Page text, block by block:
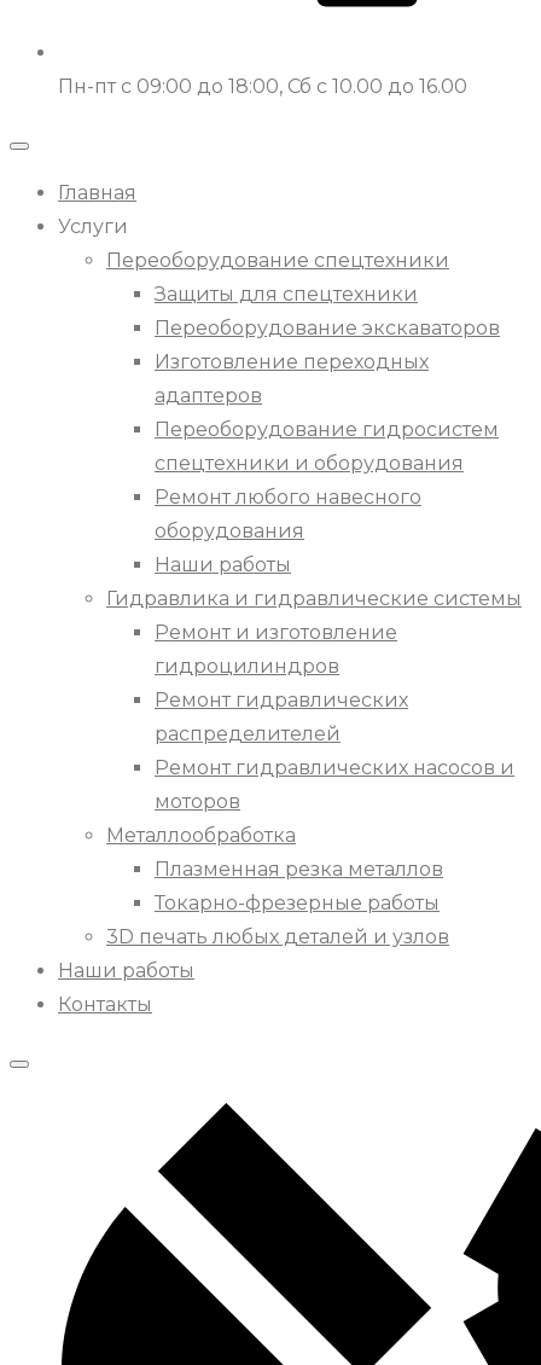
Пн-пт с 09:00 до 18:00, Сб с 10.00 до 16.00
Главная
Услуги
Переоборудование спецтехники
Защиты для спецтехники
Переоборудование экскаваторов
Изготовление переходных
адаптеров
Переоборудование гидросистем
спецтехники и оборудования
Ремонт любого навесного
оборудования
Наши работы
Гидравлика и гидравлические системы
Ремонт и изготовление
гидроцилиндров
Ремонт гидравлических
распределителей
Ремонт гидравлических насосов и
моторов
Металлообработка
Плазменная резка металлов
Токарно-фрезерные работы
3D печать любых деталей и узлов
Наши работы
Контакты